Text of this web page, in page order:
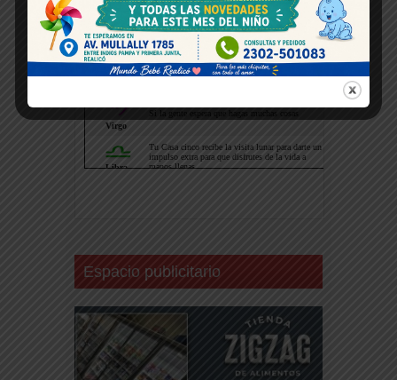
Espacio publicitario